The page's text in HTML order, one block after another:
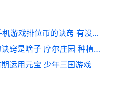
有没有快速获得lol手机游戏排位币的诀窍 有没有快速获得金币的
摩尔庄园种植生姜的诀窍是啥子 摩尔庄园 种植什么赚钱
运用元宝 少年三国游戏